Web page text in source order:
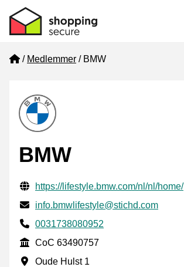
Home
Medlemmer BMW
BMW
Verifisert kontaktinformasjon
Website URL
https://lifestyle.bmw.com/nl/nl/home/
E-post
info.bmwlifestyle@stichd.com
Phone number
0031738080952
CoC
CoC 63490757
Forretningsadresse
Oude Hulst 1